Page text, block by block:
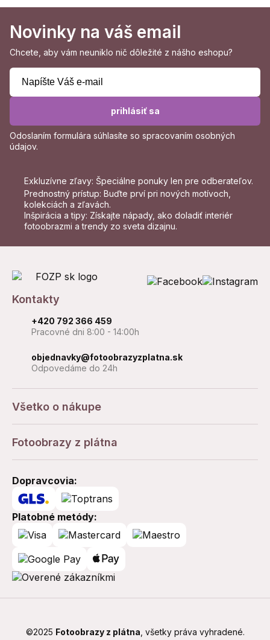
Novinky na váš email
Chcete, aby vám neuniklo nič dôležité z nášho eshopu?
prihlásiť sa
Odoslaním formulára súhlasíte so spracovaním osobných
údajov.
Exkluzívne zľavy: Špeciálne ponuky len pre odberateľov.
Prednostný prístup: Buďte prví pri nových motívoch,
kolekciách a zľavách.
Inšpirácia a tipy: Získajte nápady, ako doladiť interiér
fotoobrazmi a trendy zo sveta dizajnu.
Kontakty
+420 792 366 459
Pracovné dni 8:00 - 14:00h
objednavky@fotoobrazyzplatna.sk
Odpovedáme do 24h
Všetko o nákupe
Fotoobrazy z plátna
Dopravcovia:
Platobné metódy:
©2025 Fotoobrazy z plátna , všetky práva vyhradené.